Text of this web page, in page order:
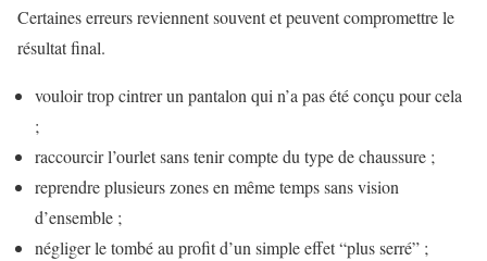
Certaines erreurs reviennent souvent et peuvent compromettre le
résultat final.
vouloir trop cintrer un pantalon qui n’a pas été conçu pour cela
;
raccourcir l’ourlet sans tenir compte du type de chaussure ;
reprendre plusieurs zones en même temps sans vision
d’ensemble ;
négliger le tombé au profit d’un simple effet “plus serré” ;